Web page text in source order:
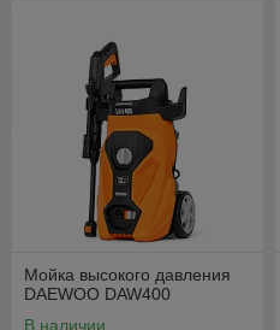
Мойка высокого давления
DAEWOO DAW400
В наличии